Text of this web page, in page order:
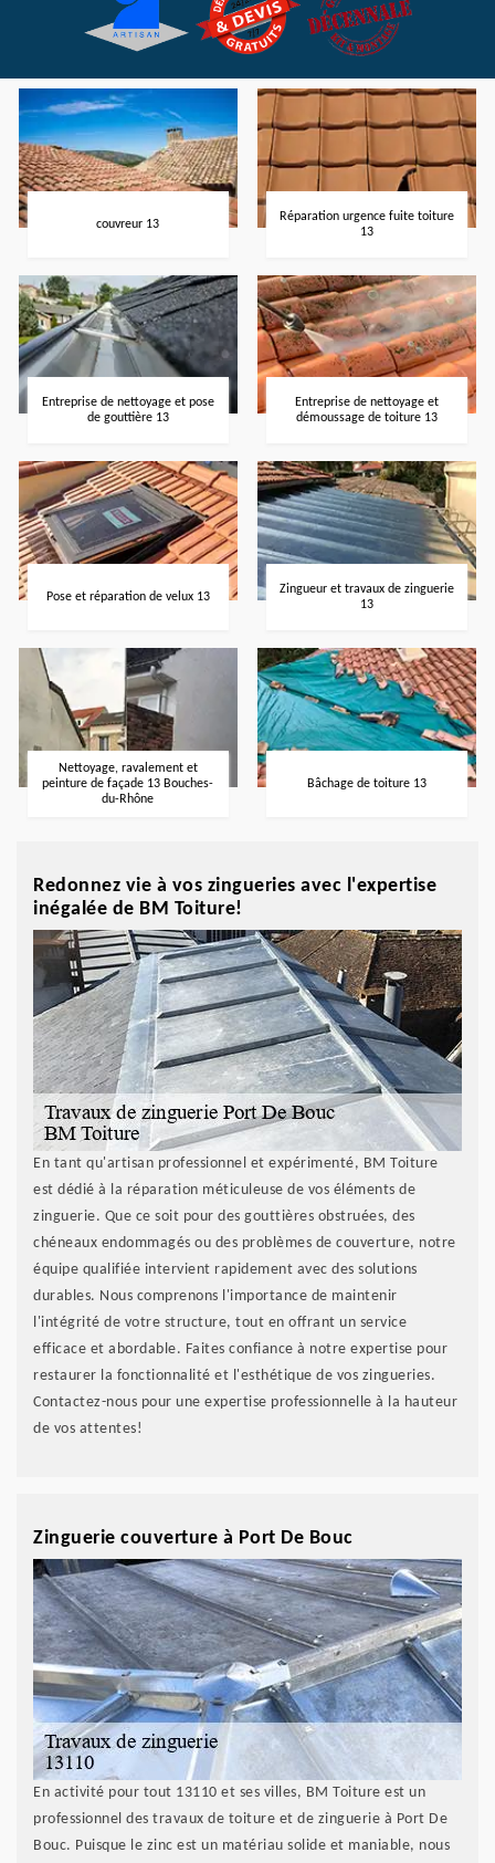
couvreur 13
Réparation urgence fuite toiture
13
Entreprise de nettoyage et pose
de gouttière 13
Entreprise de nettoyage et
démoussage de toiture 13
Pose et réparation de velux 13
Zingueur et travaux de zinguerie
13
Nettoyage, ravalement et
peinture de façade 13 Bouches-
du-Rhône
Bâchage de toiture 13
Redonnez vie à vos zingueries avec l'expertise
inégalée de BM Toiture!
En tant qu'artisan professionnel et expérimenté, BM Toiture
est dédié à la réparation méticuleuse de vos éléments de
zinguerie. Que ce soit pour des gouttières obstruées, des
chéneaux endommagés ou des problèmes de couverture, notre
équipe qualifiée intervient rapidement avec des solutions
durables. Nous comprenons l'importance de maintenir
l'intégrité de votre structure, tout en offrant un service
efficace et abordable. Faites confiance à notre expertise pour
restaurer la fonctionnalité et l'esthétique de vos zingueries.
Contactez-nous pour une expertise professionnelle à la hauteur
de vos attentes!
Zinguerie couverture à Port De Bouc
En activité pour tout 13110 et ses villes, BM Toiture est un
professionnel des travaux de toiture et de zinguerie à Port De
Bouc. Puisque le zinc est un matériau solide et maniable, nous